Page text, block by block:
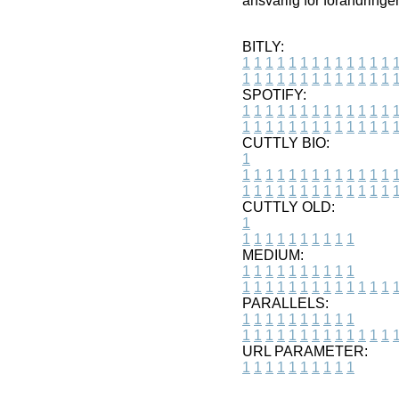
BITLY:
1 1 1 1 1 1 1 1 1 1 1 1 1 1
1 1 1 1 1 1 1 1 1 1 1 1 1 1
SPOTIFY:
1 1 1 1 1 1 1 1 1 1 1 1 1 1
1 1 1 1 1 1 1 1 1 1 1 1 1 1
CUTTLY BIO:
1
1 1 1 1 1 1 1 1 1 1 1 1 1 1
1 1 1 1 1 1 1 1 1 1 1 1 1 1
CUTTLY OLD:
1
1 1 1 1 1 1 1 1 1 1
MEDIUM:
1 1 1 1 1 1 1 1 1 1
1 1 1 1 1 1 1 1 1 1 1 1 1 1
PARALLELS:
1 1 1 1 1 1 1 1 1 1
1 1 1 1 1 1 1 1 1 1 1 1 1 1
URL PARAMETER:
1 1 1 1 1 1 1 1 1 1